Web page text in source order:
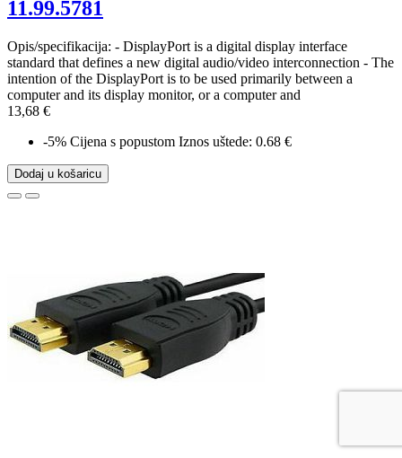
11.99.5781
Opis/specifikacija: - DisplayPort is a digital display interface
standard that defines a new digital audio/video interconnection - The
intention of the DisplayPort is to be used primarily between a
computer and its display monitor, or a computer and
13,68 €
-5% Cijena s popustom Iznos uštede: 0.68 €
Dodaj u košaricu